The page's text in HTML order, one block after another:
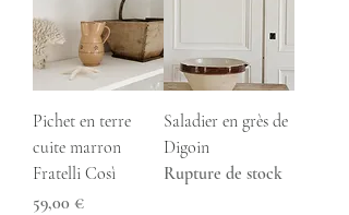
Pichet en terre
cuite marron
Fratelli Così
Prix
59,00 €
Saladier en grès de
Digoin
Rupture de stock